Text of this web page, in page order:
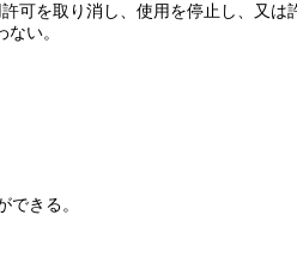
可を取り消し、使用を停止し、又は
い。
きる。